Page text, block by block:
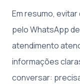
Em resumo,
pelo WhatsApp
atendimento
informações
conversar: